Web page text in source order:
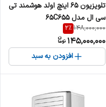
تلویزیون 65 اینچ اولد هوشمند تی
سی ال مدل 65C655
148,000,000
2%
145,000,000
افزودن به سبد